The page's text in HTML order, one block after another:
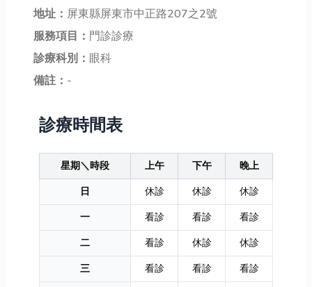
地址： 屏東縣屏東市中正路207之2號
服務項目： 門診診療
診療科別： 眼科
備註： -
診療時間表
星期＼時段 上午 下午
晚上
日
休診 休診
休診
一
看診 看診
看診
二
看診 休診
休診
三
看診 看診
看診